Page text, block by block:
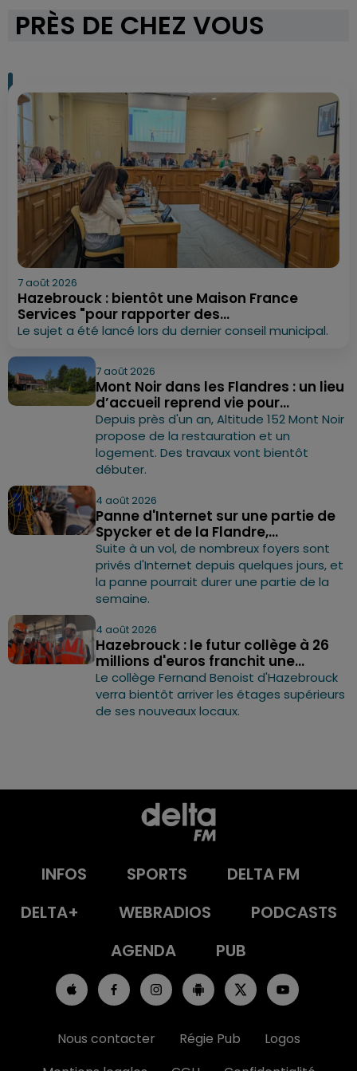
PRÈS DE CHEZ VOUS
7 août 2026
Hazebrouck : bientôt une Maison France
Services "pour rapporter des...
Le sujet a été lancé lors du dernier conseil municipal.
7 août 2026
Mont Noir dans les Flandres : un lieu
d’accueil reprend vie pour...
Depuis près d'un an, Altitude 152 Mont Noir
propose de la restauration et un
logement. Des travaux vont bientôt
débuter.
4 août 2026
Panne d'Internet sur une partie de
Spycker et de la Flandre,...
Suite à un vol, de nombreux foyers sont
privés d'Internet depuis quelques jours, et
la panne pourrait durer une partie de la
semaine.
4 août 2026
Hazebrouck : le futur collège à 26
millions d'euros franchit une...
Le collège Fernand Benoist d'Hazebrouck
verra bientôt arriver les étages supérieurs
de ses nouveaux locaux.
INFOS SPORTS
DELTA FM
DELTA+
WEBRADIOS
PODCASTS
AGENDA
PUB
Nous contacter Régie Pub
Logos